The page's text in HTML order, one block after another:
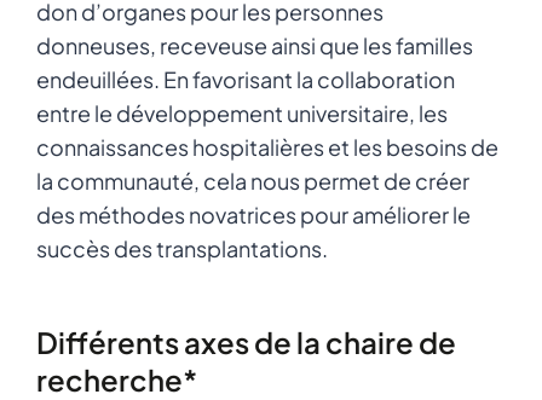
don d’organes pour les personnes
donneuses, receveuse ainsi que les familles
endeuillées. En favorisant la collaboration
entre le développement universitaire, les
connaissances hospitalières et les besoins de
la communauté, cela nous permet de créer
des méthodes novatrices pour améliorer le
succès des transplantations.
Différents axes de la chaire de
recherche*